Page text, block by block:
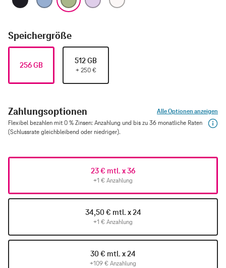
Speichergröße
256 GB 512 GB
+ 250 €
Zahlungsoptionen
Alle Optionen anzeigen
Flexibel bezahlen mit 0 % Zinsen: Anzahlung und bis zu 36 monatliche Raten
(Schlussrate gleichbleibend oder niedriger).
23 € mtl. x 36
+1 € Anzahlung
34,50 € mtl. x 24
+1 € Anzahlung
30 € mtl. x 24
+109 € Anzahlung